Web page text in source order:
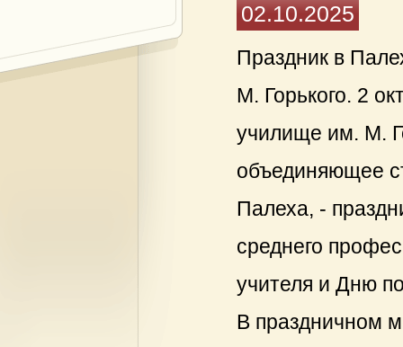
02.10.2025
Праздник в
М. Горького. 2
училище им. М.
объединяющее
Палеха, -
среднего
учителя и Дню
В праздничном